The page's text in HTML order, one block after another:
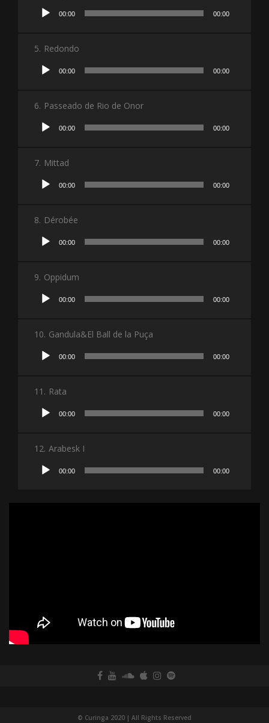
Lecteur
00:00 00:00
5. Redondo
Lecteur
00:00 00:00
6. Passeado de Rio de Onor
Lecteur
00:00 00:00
7. Mittad
Lecteur
00:00 00:00
8. Dérobée
Lecteur
00:00 00:00
9. Oppidum
Lecteur
00:00 00:00
10. Gandula&El Ball de la Puça
Lecteur
00:00 00:00
11. Rata
Lecteur
00:00 00:00
12. Arabesk I
Lecteur
00:00 00:00
© Curinga 2020 | All Rights Reserved